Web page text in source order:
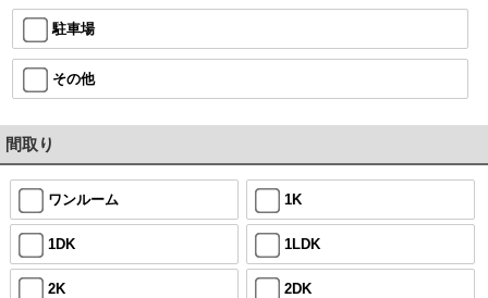
駐車場
その他
間取り
ワンルーム 1K
1DK 1LDK
2K 2DK